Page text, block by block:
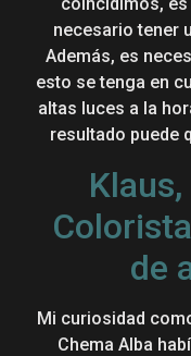
necesario tener
Además, es
esto se tenga en
altas luces a la
resultado puede
de
Mi curiosidad
Chema Alba